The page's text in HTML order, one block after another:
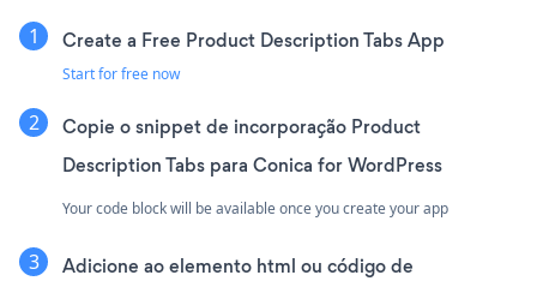
Create a Free Product Description Tabs App
Start for free now
Copie o snippet de incorporação Product
Description Tabs para Conica for WordPress
Your code block will be available once you create your app
Adicione ao elemento html ou código de